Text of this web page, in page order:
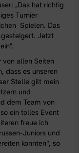
„Das hat richtig
Turnier
Spielen. Das
gesteigert. Jetzt
von allen Seiten
dass es unseren
Stelle gilt mein
und
dem Team von
ein tolles Event
freue ich
Juniors und
konnten“, so